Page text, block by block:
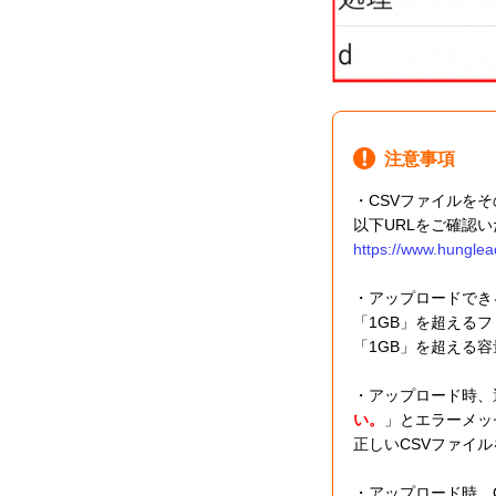
注意事項
・CSVファイルを
以下URLをご確認
https://
・アップロードで
「1GB」を超える
「1GB」を超える
・アップロード時
い。
」とエラーメ
正しいCSVファイ